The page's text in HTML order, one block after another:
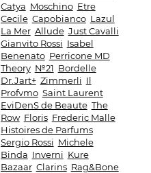
Catya Moschino Etre
Cecile Capobianco Lazul
La Mer Allude Just Cavalli
Gianvito Rossi Isabel
Benenato Perricone MD
Theory №21 Bordelle
Dr.Jart+ Zimmerli Il
Profvmo Saint Laurent
EviDenS de Beaute The
Row Floris Frederic Malle
Histoires de Parfums
Sergio Rossi Michele
Binda Inverni Kure
Bazaar Clarins Rag&Bone